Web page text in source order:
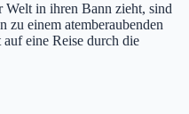
Welt in ihren Bann zieht, sind
einem atemberaubenden
eine Reise durch die